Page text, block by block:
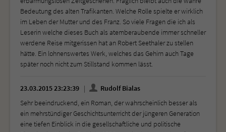
Bedeutung des alten Trafikanten. Welche Rolle spielte er wirklich
im Leben der Mutter und des Franz. So viele Fragen die ich als
Leserin welche dieses Buch als atemberaubende immer schneller
werdene Reise mitgerissen hat an Robert Seethaler zu stellen
hätte. Ein lohnenswertes Werk, welches das Gehirn auch Tage
später noch nicht zum Stillstand kommen lässt.
23.03.2015 23:23:39
Rudolf Bialas
Sehr beeindruckend, ein Roman, der wahrscheinlich besser als
ein mehrstündiger Geschichtsunterricht der jüngeren Generation
eine tiefen Einblick in die gesellschaftliche und politische